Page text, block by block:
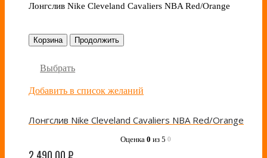
Лонгслив Nike Cleveland Cavaliers NBA Red/Orange
Корзина Продолжить
Выбрать
Добавить в список желаний
Лонгслив Nike Cleveland Cavaliers NBA Red/Orange
Оценка 0 из 5 0